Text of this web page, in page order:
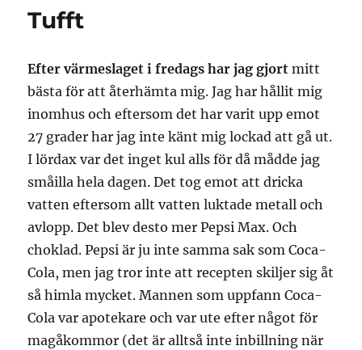
Tufft
Efter värmeslaget i fredags har jag gjort mitt
bästa för att återhämta mig. Jag har hållit mig
inomhus och eftersom det har varit upp emot
27 grader har jag inte känt mig lockad att gå ut.
I lördax var det inget kul alls för då mådde jag
småilla hela dagen. Det tog emot att dricka
vatten eftersom allt vatten luktade metall och
avlopp. Det blev desto mer Pepsi Max. Och
choklad. Pepsi är ju inte samma sak som Coca-
Cola, men jag tror inte att recepten skiljer sig åt
så himla mycket. Mannen som uppfann Coca-
Cola var apotekare och var ute efter något för
magåkommor (det är alltså inte inbillning när